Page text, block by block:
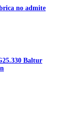
no admite
Baltur